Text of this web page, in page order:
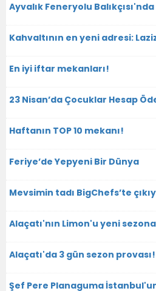
Ayvalık Feneryolu
Kahvaltının en yeni adresi:
En iyi iftar mekanları!
23 Nisan’da Çocuklar Hesap
Haftanın TOP 10 mekanı!
Feriye’de Yepyeni Bir Dünya
Mevsimin tadı BigChefs’te
Alaçatı'nın Limon'u yeni
Alaçatı'da 3 gün sezon provası!
Şef Pere Planaguma